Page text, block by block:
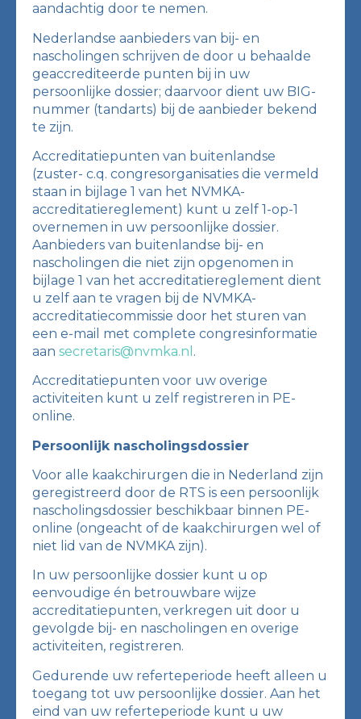
aandachtig door te nemen.
Nederlandse aanbieders van bij- en
nascholingen schrijven de door u behaalde
geaccrediteerde punten bij in uw
persoonlijke dossier; daarvoor dient uw BIG-
nummer (tandarts) bij de aanbieder bekend
te zijn.
Accreditatiepunten van buitenlandse
(zuster- c.q. congresorganisaties die vermeld
staan in bijlage 1 van het NVMKA-
accreditatiereglement) kunt u zelf 1-op-1
overnemen in uw persoonlijke dossier.
Aanbieders van buitenlandse bij- en
nascholingen die niet zijn opgenomen in
bijlage 1 van het accreditatiereglement dient
u zelf aan te vragen bij de NVMKA-
accreditatiecommissie door het sturen van
een e-mail met complete congresinformatie
aan secretaris@nvmka.nl .
Accreditatiepunten voor uw overige
activiteiten kunt u zelf registreren in PE-
online.
Persoonlijk nascholingsdossier
Voor alle kaakchirurgen die in Nederland zijn
geregistreerd door de RTS is een persoonlijk
nascholingsdossier beschikbaar binnen PE-
online (ongeacht of de kaakchirurgen wel of
niet lid van de NVMKA zijn).
In uw persoonlijke dossier kunt u op
eenvoudige én betrouwbare wijze
accreditatiepunten, verkregen uit door u
gevolgde bij- en nascholingen en overige
activiteiten, registreren.
Gedurende uw referteperiode heeft alleen u
toegang tot uw persoonlijke dossier. Aan het
eind van uw referteperiode kunt u uw